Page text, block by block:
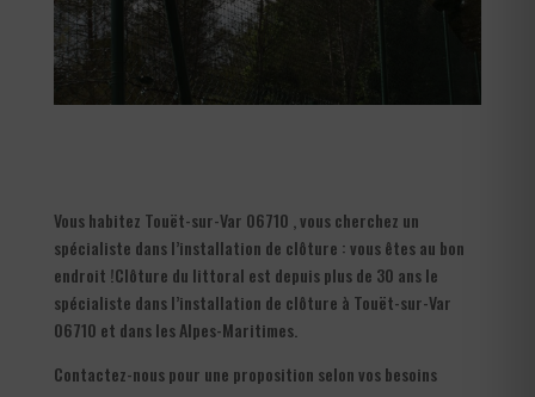
Vous habitez Touët-sur-Var 06710 , vous cherchez un
spécialiste dans l’installation de clôture : vous êtes au bon
endroit !Clôture du littoral est depuis plus de 30 ans le
spécialiste dans l’installation de clôture à Touët-sur-Var
06710 et dans les Alpes-Maritimes.
Contactez-nous pour une proposition selon vos besoins